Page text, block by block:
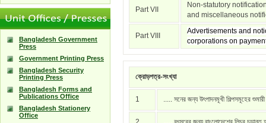
Bangladesh Government
Press
Government Printing Press
Bangladesh Security
Printing Press
Bangladesh Forms and
Publications Office
Bangladesh Stationery
Office
Part VII
Non-statutory
and miscellaneous
Part VIII
Advertisements and
corporations on
ক্রোড়পত্র-সংখ্যা
1 ..... সনের জন্য উৎপাদনমূখী শিল্পসমূহের